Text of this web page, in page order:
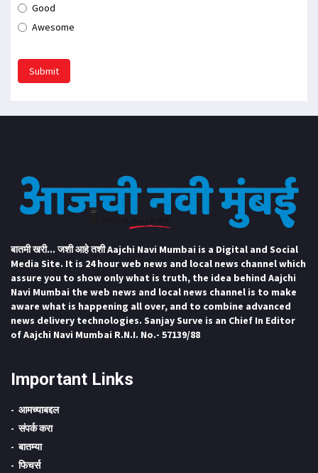
Good
Awesome
Submit
बातमी खरी... जशी आहे तशी Aajchi Navi Mumbai is a Digital and Social
Media Site. It is 24 hour web news and local news channel which
assure you to show only what is truth, the idea behind Aajchi
Navi Mumbai the web news and local news channel is to make
aware what is happening all over, and to combine advanced
news delivery technologies. Sanjay Surve is an Chief In Editor
of Aajchi Navi Mumbai R.N.I. No.- 57139/88
Important Links
आमच्याबद्दल
संपर्क करा
बातम्या
फिचर्स